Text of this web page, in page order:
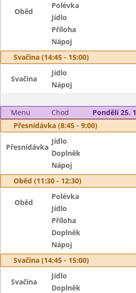
Oběd
Polévka
Jídlo
Příloha
Nápoj
Svačina (14:45 - 15:00)
Svačina
Jídlo
Nápoj
Menu Chod
Pondělí 25.
Přesnídávka (8:45 - 9:00)
Přesnídávka
Jídlo
Doplněk
Nápoj
Oběd (11:30 - 12:30)
Oběd
Polévka
Jídlo
Příloha
Doplněk
Nápoj
Svačina (14:45 - 15:00)
Svačina
Jídlo
Doplněk